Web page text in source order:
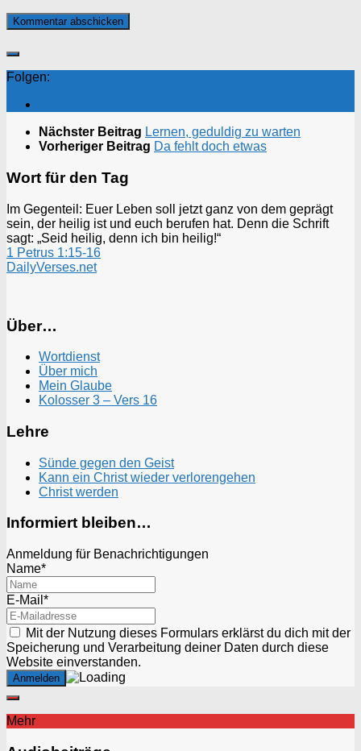
Folgen:
Nächster Beitrag Lernen, geduldig zu warten
Vorheriger Beitrag Da fehlt doch etwas
Wort für den Tag
Im Gegenteil: Euer Leben soll jetzt ganz von dem geprägt
sein, der heilig ist und euch berufen hat. Denn die Schrift
sagt: „Seid heilig, denn ich bin heilig!“
1 Petrus 1:15-16
DailyVerses.net
Über…
Wortdienst
Über mich
Mein Glaube
Kolosser 3 – Vers 16
Lehre
Sünde gegen den Geist
Kann ein Christ wieder verlorengehen
Christ werden
Informiert bleiben…
Anmeldung für Benachrichtigungen
Name*
E-Mail*
Mit der Nutzung dieses Formulars erklärst du dich mit der
Speicherung und Verarbeitung deiner Daten durch diese
Website einverstanden.
Mehr